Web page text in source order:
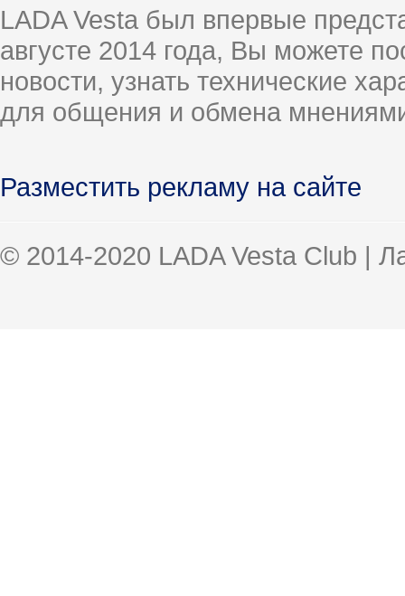
LADA Vesta был впервые
августе 2014 года, Вы можете
новости, узнать технические
для общения и обмена
Разместить рекламу на сайте
© 2014-2020 LADA Vesta Club |